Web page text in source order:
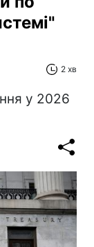
2 хв
у 2026